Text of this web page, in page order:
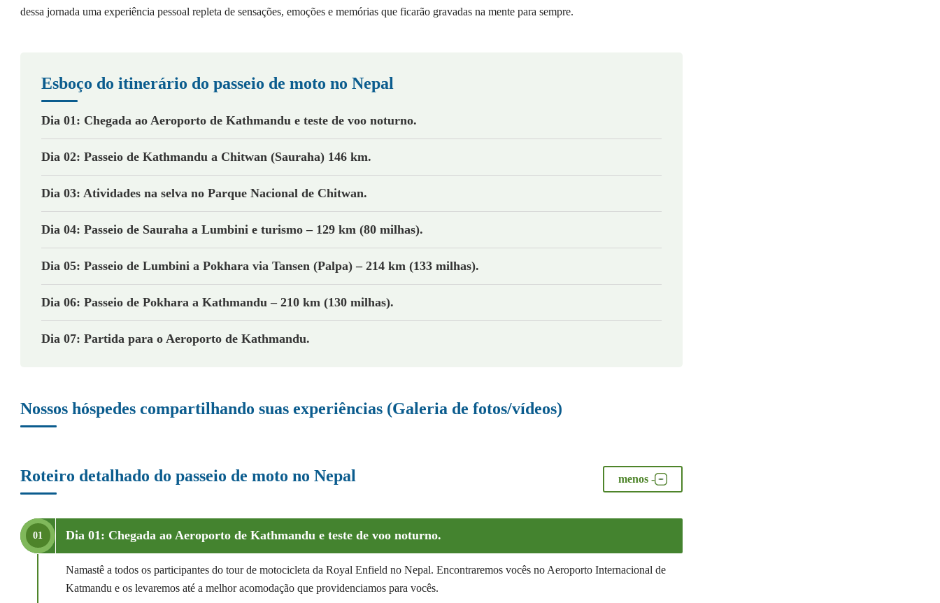
dessa jornada uma experiência pessoal repleta de sensações, emoções e memórias que ficarão gravadas na mente para sempre.
Esboço do itinerário do passeio de moto no Nepal
Dia 01: Chegada ao Aeroporto de Kathmandu e teste de voo noturno.
Dia 02: Passeio de Kathmandu a Chitwan (Sauraha) 146 km.
Dia 03: Atividades na selva no Parque Nacional de Chitwan.
Dia 04: Passeio de Sauraha a Lumbini e turismo – 129 km (80 milhas).
Dia 05: Passeio de Lumbini a Pokhara via Tansen (Palpa) – 214 km (133 milhas).
Dia 06: Passeio de Pokhara a Kathmandu – 210 km (130 milhas).
Dia 07: Partida para o Aeroporto de Kathmandu.
Nossos hóspedes compartilhando suas experiências (Galeria de fotos/vídeos)
Roteiro detalhado do passeio de moto no Nepal menos -
01 Dia 01: Chegada ao Aeroporto de Kathmandu e teste de voo noturno.
Namastê a todos os participantes do tour de motocicleta da Royal Enfield no Nepal. Encontraremos vocês no Aeroporto Internacional de
Katmandu e os levaremos até a melhor acomodação que providenciamos para vocês.